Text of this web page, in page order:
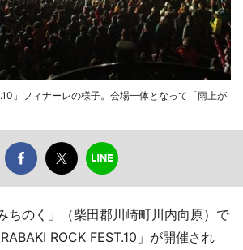
」フィナーレの様子。会場一体となって「雨上が
ちのく」（柴田郡川崎町川内向原）で
ROCK FEST.10」が開催され